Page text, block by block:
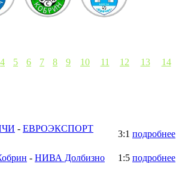
4 5 6 7 8 9 10 11 12 13 14
- ЕВРОЭКСПОРТ
3:1 подробнее
- НИВА Долбизно 1:5 подробнее